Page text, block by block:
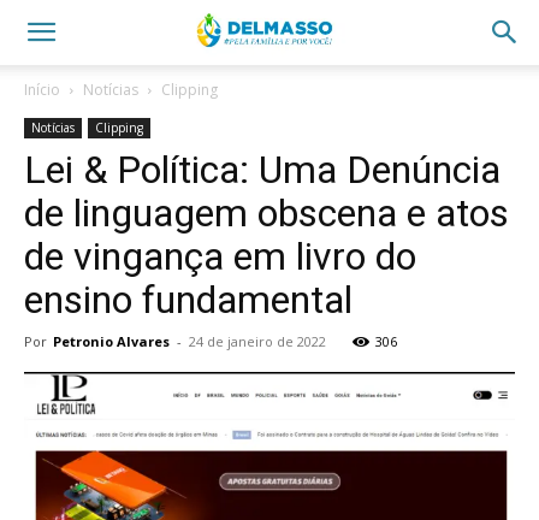
Início Notícias Clipping
Notícias Clipping
Lei & Política: Uma Denúncia
de linguagem obscena e atos
de vingança em livro do
ensino fundamental
Por Petronio Alvares - 24 de janeiro de 2022 306